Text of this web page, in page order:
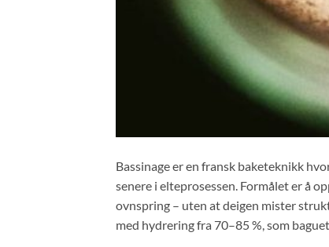
Bassinage er en fransk baketeknikk
senere i elteprosessen. Formålet er å
ovnspring – uten at deigen mister
med hydrering fra 70–85 %, som